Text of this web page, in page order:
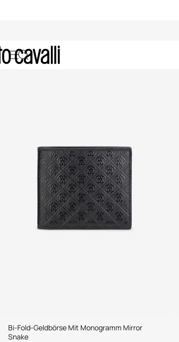
Wallets
Bi-Fold-Geldbörse Mit Monogramm Mirror
Snake